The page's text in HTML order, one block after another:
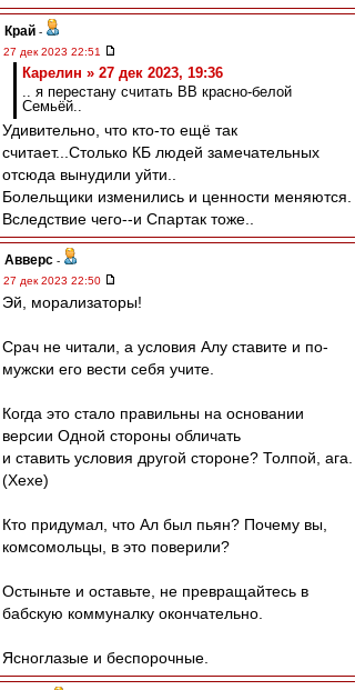
Край -
27 дек 2023 22:51
Карелин » 27 дек 2023, 19:36
.. я перестану считать ВВ красно-белой
Семьёй..
Удивительно, что кто-то ещё так
считает...Столько КБ людей замечательных
отсюда вынудили уйти..
Болельщики изменились и ценности меняются.
Вследствие чего--и Спартак тоже..
Авверс -
27 дек 2023 22:50
Эй, морализаторы!
Срач не читали, а условия Алу ставите и по-
мужски его вести себя учите.
Когда это стало правильны на основании
версии Одной стороны обличать
и ставить условия другой стороне? Толпой, ага.
(Хехе)
Кто придумал, что Ал был пьян? Почему вы,
комсомольцы, в это поверили?
Остыньте и оставьте, не превращайтесь в
бабскую коммуналку окончательно.
Ясноглазые и беспорочные.